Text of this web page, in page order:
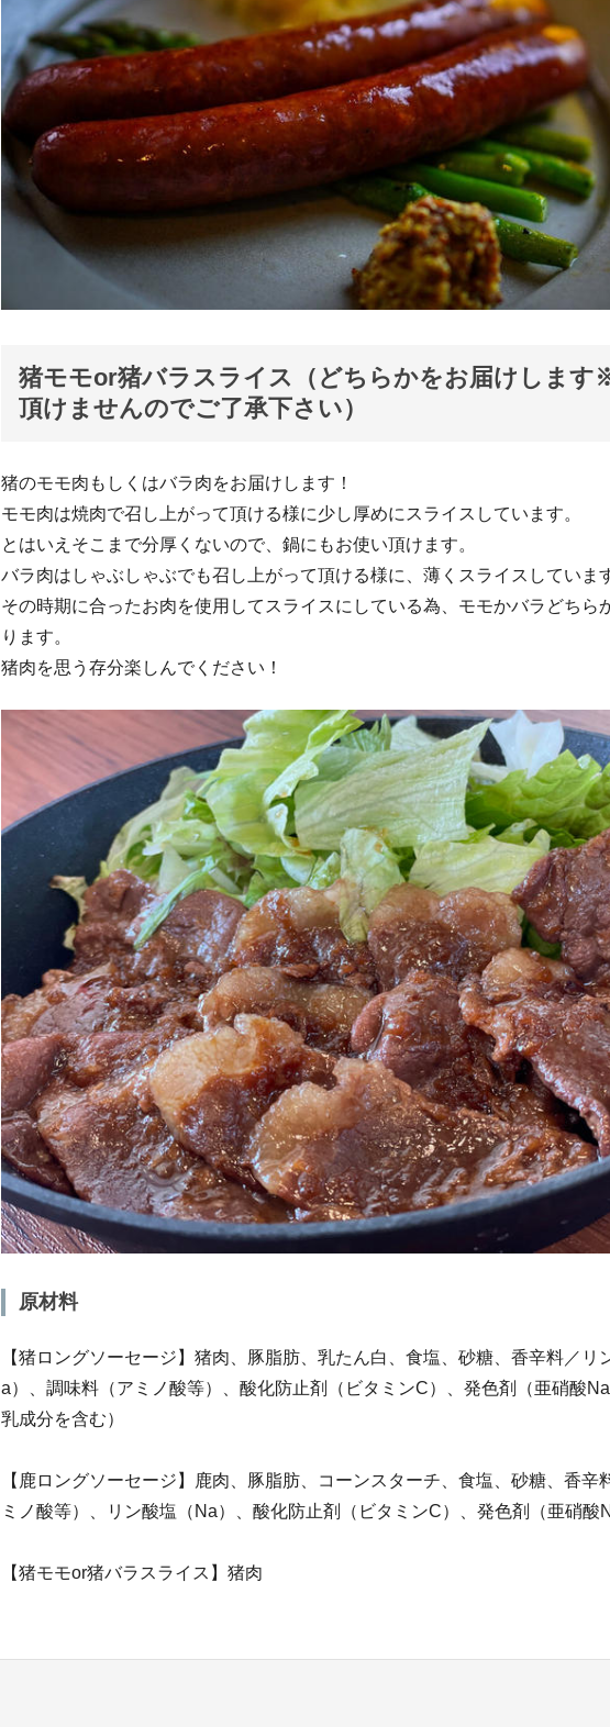
猪モモor猪バラスライス（どちらかをお届けします
頂けませんのでご了承下さい）
猪のモモ肉もしくはバラ肉をお届けします！
モモ肉は焼肉で召し上がって頂ける様に少し厚めにスライスしています。
とはいえそこまで分厚くないので、鍋にもお使い頂けます。
バラ肉はしゃぶしゃぶでも召し上がって頂ける様に、薄くスライスしていま
その時期に合ったお肉を使用してスライスにしている為、モモかバラどちら
ります。
猪肉を思う存分楽しんでください！
原材料
【猪ロングソーセージ】猪肉、豚脂肪、乳たん白、食塩、砂糖、香辛料／リ
a）、調味料（アミノ酸等）、酸化防止剤（ビタミンC）、発色剤（亜硝酸
乳成分を含む）
【鹿ロングソーセージ】鹿肉、豚脂肪、コーンスターチ、食塩、砂糖、香辛
ミノ酸等）、リン酸塩（Na）、酸化防止剤（ビタミンC）、発色剤（亜硝酸
【猪モモor猪バラスライス】猪肉